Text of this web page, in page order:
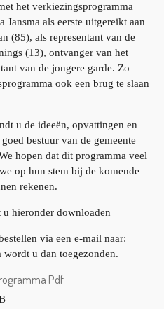
het verkiezingsprogramma
als eerste uitgereikt aan
(85), als representant van de
(13), ontvanger van het
van de jongere garde. Zo
ook een brug te slaan
u de ideeën, opvattingen en
bestuur van de gemeente
hopen dat dit programma veel
op hun stem bij de komende
rekenen.
hieronder downloaden
via een e-mail naar:
wordt u dan toegezonden.
Pdf